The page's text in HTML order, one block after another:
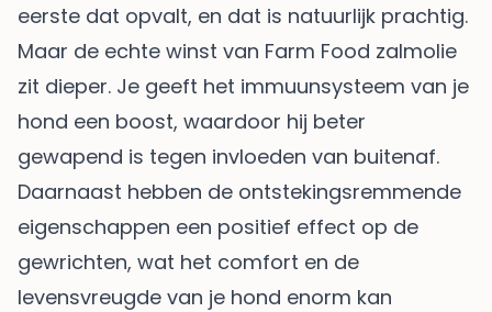
eerste dat opvalt, en dat is natuurlijk prachtig.
Maar de echte winst van Farm Food zalmolie
zit dieper. Je geeft het immuunsysteem van je
hond een boost, waardoor hij beter
gewapend is tegen invloeden van buitenaf.
Daarnaast hebben de ontstekingsremmende
eigenschappen een positief effect op de
gewrichten, wat het comfort en de
levensvreugde van je hond enorm kan